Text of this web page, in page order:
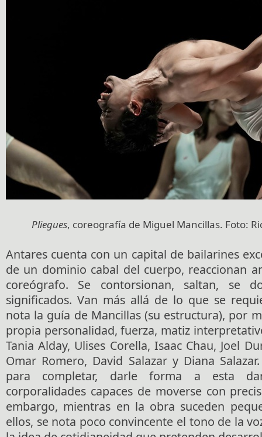
Pliegues, coreografía de Miguel Mancillas. Foto:
Antares cuenta con un capital de bailarines
de un dominio cabal del cuerpo, reaccionan
coreógrafo. Se contorsionan, saltan, se
significados. Van más allá de lo que se
nota la guía de Mancillas (su estructura), por
propia personalidad, fuerza, matiz
Tania Alday, Ulises Corella, Isaac Chau, Joel
Omar Romero, David Salazar y Diana
para completar, darle forma a esta
corporalidades capaces de moverse con
embargo, mientras en la obra suceden
ellos, se nota poco convincente el tono de la